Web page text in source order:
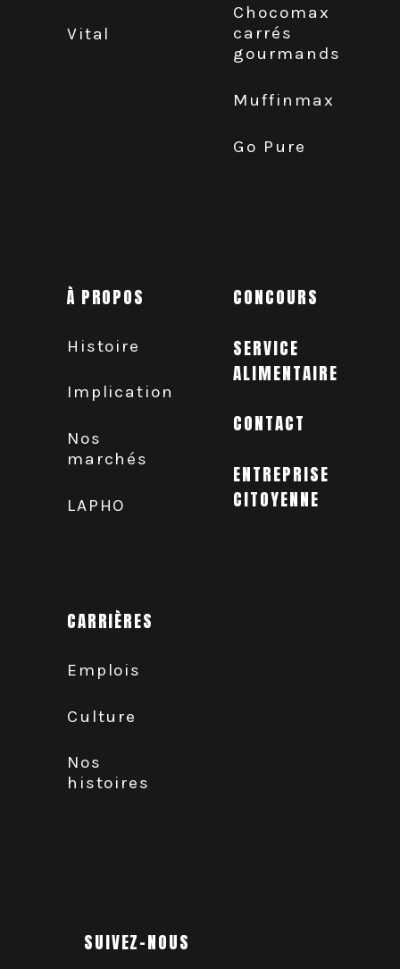
Vital
Chocomax
carrés
gourmands
Muffinmax
Go Pure
À PROPOS
Histoire
Implication
Nos
marchés
LAPHO
CARRIÈRES
Emplois
Culture
Nos
histoires
CONCOURS
SERVICE
ALIMENTAIRE
CONTACT
ENTREPRISE
CITOYENNE
SUIVEZ-NOUS